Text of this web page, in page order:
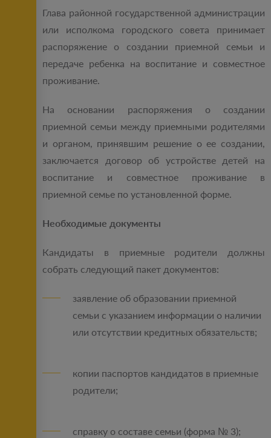
Глава районной государственной администрации
или исполкома городского совета принимает
распоряжение о создании приемной семьи и
передаче ребенка на воспитание и совместное
проживание.
На основании распоряжения о создании
приемной семьи между приемными родителями
и органом, принявшим решение о ее создании,
заключается договор об устройстве детей на
воспитание и совместное проживание в
приемной семье по установленной форме.
Необходимые документы
Кандидаты в приемные родители должны
собрать следующий пакет документов:
заявление об образовании приемной
семьи с указанием информации о наличии
или отсутствии кредитных обязательств;
копии паспортов кандидатов в приемные
родители;
справку о составе семьи (форма № 3);